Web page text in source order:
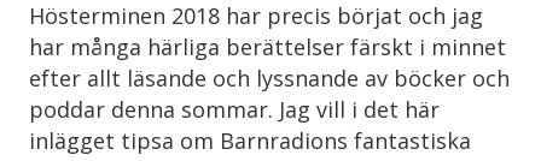
Hösterminen 2018 har precis börjat och jag
har många härliga berättelser färskt i minnet
efter allt läsande och lyssnande av böcker och
poddar denna sommar. Jag vill i det här
inlägget tipsa om Barnradions fantastiska